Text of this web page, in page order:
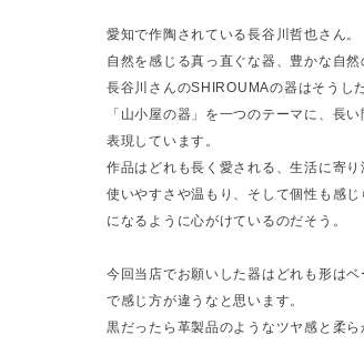
愛知で作陶されている長谷川哲也さん。
自然を感じる真っ直ぐな器、豊かな自
長谷川さんのSHIROUMAの器はそうし
「山小屋の器」を一つのテーマに、長
表現しています。
作品はどれも長く愛される、生活に寄
使いやすさや温もり、そして個性も感
になるように心がけているのだそう。
今回当店でお願いした器はどれも形は
で感じ方が違うなと思います。
黒だったら革製品のようなツヤ感と柔